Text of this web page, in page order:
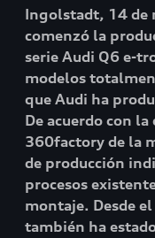
Ingolstadt, 14 de
comenzó la
serie Audi Q6 e-
modelos
que Audi ha
De acuerdo con
360factory de la
de producción
procesos
montaje. Desde
también ha